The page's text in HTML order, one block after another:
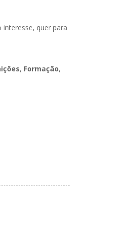
quer para
, Formação,